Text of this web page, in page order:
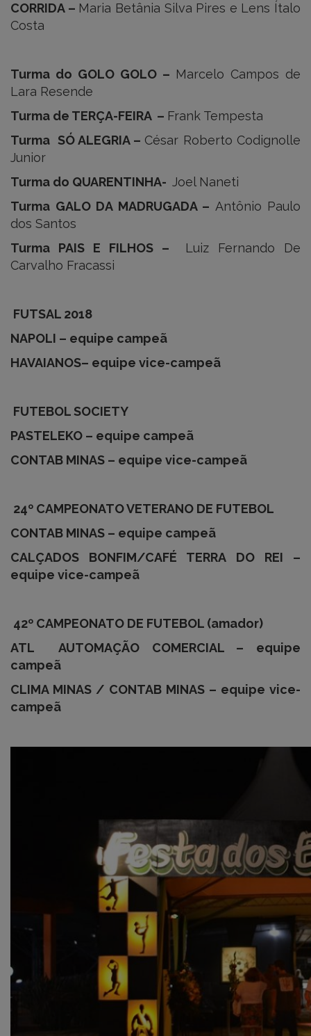
CORRIDA – Maria Betânia Silva Pires e Lens Ítalo
Costa
Turma do GOLO GOLO – Marcelo Campos de
Lara Resende
Turma de TERÇA-FEIRA – Frank Tempesta
Turma SÓ ALEGRIA – César Roberto Codignolle
Junior
Turma do QUARENTINHA- Joel Naneti
Turma GALO DA MADRUGADA – Antônio Paulo
dos Santos
Turma PAIS E FILHOS – Luiz Fernando De
Carvalho Fracassi
FUTSAL 2018
NAPOLI – equipe campeã
HAVAIANOS– equipe vice-campeã
FUTEBOL SOCIETY
PASTELEKO – equipe campeã
CONTAB MINAS – equipe vice-campeã
24º CAMPEONATO VETERANO DE FUTEBOL
CONTAB MINAS – equipe campeã
CALÇADOS BONFIM/CAFÉ TERRA DO REI –
equipe vice-campeã
42º CAMPEONATO DE FUTEBOL (amador)
ATL AUTOMAÇÃO COMERCIAL – equipe
campeã
CLIMA MINAS / CONTAB MINAS – equipe vice-
campeã